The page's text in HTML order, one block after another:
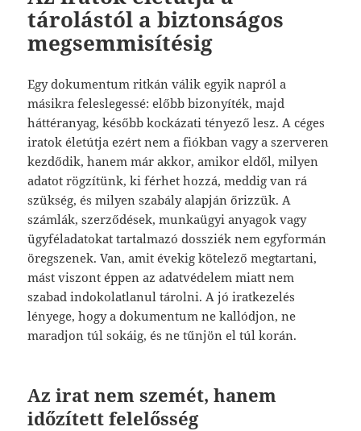
tárolástól a biztonságos
megsemmisítésig
Egy dokumentum ritkán válik egyik napról a
másikra feleslegessé: előbb bizonyíték, majd
háttéranyag, később kockázati tényező lesz. A céges
iratok életútja ezért nem a fiókban vagy a szerveren
kezdődik, hanem már akkor, amikor eldől, milyen
adatot rögzítünk, ki férhet hozzá, meddig van rá
szükség, és milyen szabály alapján őrizzük. A
számlák, szerződések, munkaügyi anyagok vagy
ügyféladatokat tartalmazó dossziék nem egyformán
öregszenek. Van, amit évekig kötelező megtartani,
mást viszont éppen az adatvédelem miatt nem
szabad indokolatlanul tárolni. A jó iratkezelés
lényege, hogy a dokumentum ne kallódjon, ne
maradjon túl sokáig, és ne tűnjön el túl korán.
Az irat nem szemét, hanem
időzített felelősség